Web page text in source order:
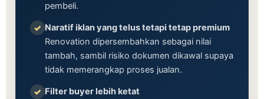
pembeli.
✓ Naratif iklan yang telus tetapi tetap premium
Renovation dipersembahkan sebagai nilai
tambah, sambil risiko dokumen dikawal supaya
tidak memerangkap proses jualan.
✓ Filter buyer lebih ketat